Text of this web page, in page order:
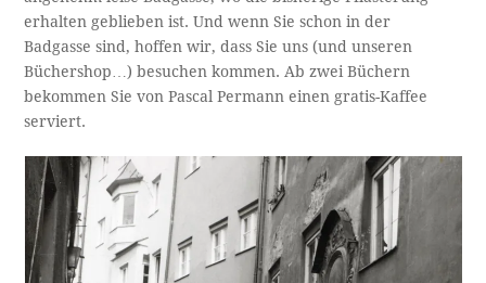
erhalten geblieben ist. Und wenn Sie schon in der
Badgasse sind, hoffen wir, dass Sie uns (und unseren
Büchershop…) besuchen kommen. Ab zwei Büchern
bekommen Sie von Pascal Permann einen gratis-Kaffee
serviert.